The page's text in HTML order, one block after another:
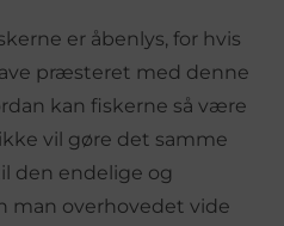
er åbenlys, for hvis
præsteret med denne
kan fiskerne så være
vil gøre det samme
den endelige og
man overhovedet vide